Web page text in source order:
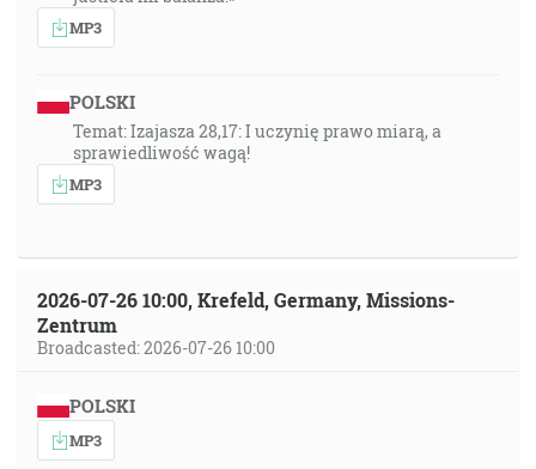
MP3
POLSKI
Temat: Izajasza 28,17: I uczynię prawo miarą, a
sprawiedliwość wagą!
MP3
2026-07-26 10:00, Krefeld, Germany, Missions-
Zentrum
Broadcasted: 2026-07-26 10:00
POLSKI
MP3